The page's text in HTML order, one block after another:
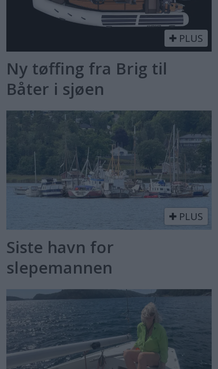
PLUS
Ny tøffing fra Brig til
Båter i sjøen
PLUS
Siste havn for
slepemannen